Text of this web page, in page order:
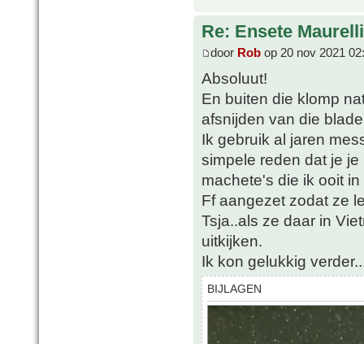
Re: Ensete
door Rob op 20 nov 2021
Absoluut!
En buiten die klomp
afsnijden van die
Ik gebruik al jaren
simpele reden dat je
machete's die ik ooit
Ff aangezet zodat ze
Tsja..als ze daar in
uitkijken.
Ik kon gelukkig
BIJLAGEN